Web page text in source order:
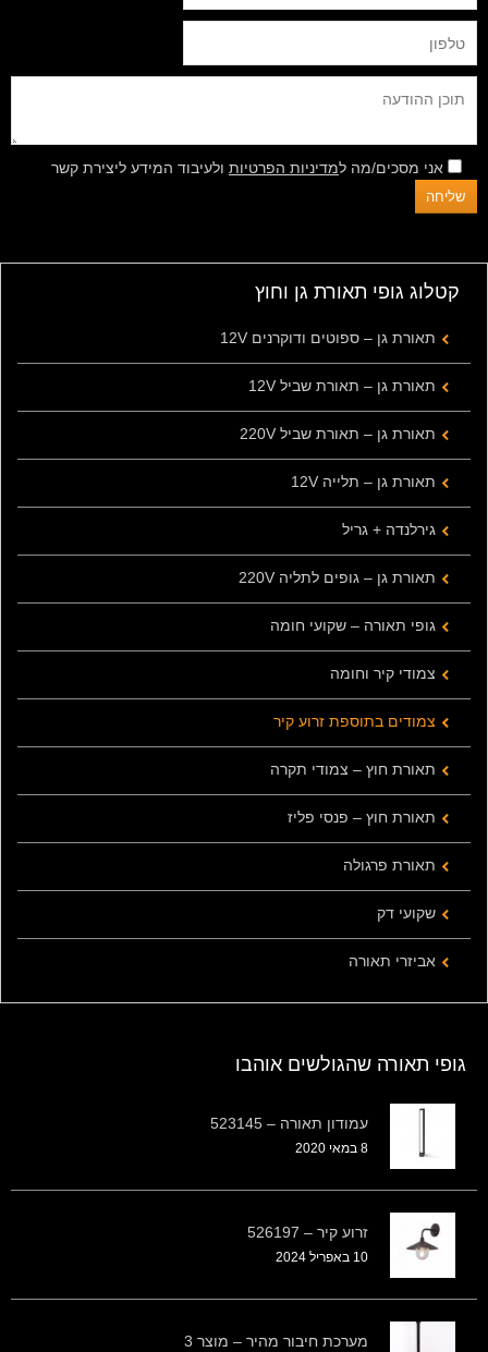
אני מסכים/מה למדיניות הפרטיות ולעיבוד המידע ליצירת קשר
קטלוג גופי תאורת גן וחוץ
תאורת גן – ספוטים ודוקרנים 12V
תאורת גן – תאורת שביל 12V
תאורת גן – תאורת שביל 220V
תאורת גן – תלייה 12V
גירלנדה + גריל
תאורת גן – גופים לתליה 220V
גופי תאורה – שקועי חומה
צמודי קיר וחומה
צמודים בתוספת זרוע קיר
תאורת חוץ – צמודי תקרה
תאורת חוץ – פנסי פליז
תאורת פרגולה
שקועי דק
אביזרי תאורה
גופי תאורה שהגולשים אוהבו
עמודון תאורה – 523145
8 במאי 2020
זרוע קיר – 526197
10 באפריל 2024
מערכת חיבור מהיר – מוצר 3